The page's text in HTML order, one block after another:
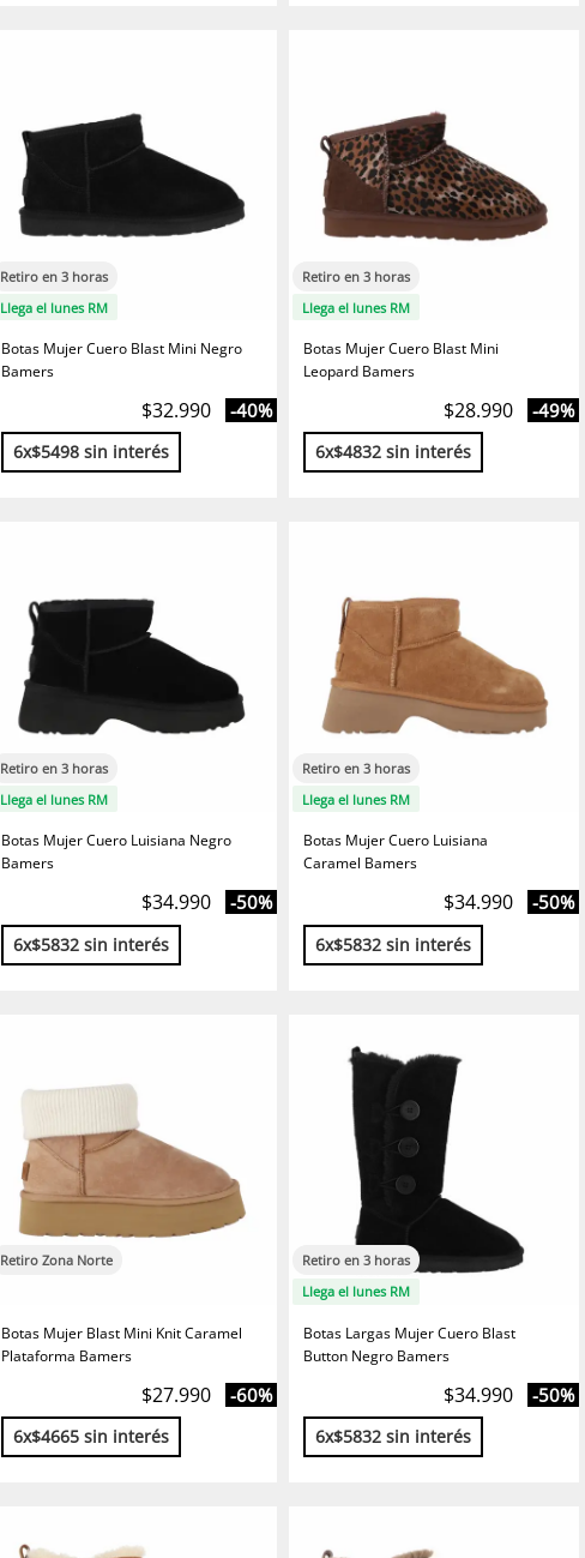
Retiro en 3 horas
Llega el lunes RM
Botas Mujer Cuero Blast Mini Negro
Bamers
$32.990 -40%
6x$5498 sin interés
Retiro en 3 horas
Llega el lunes RM
Botas Mujer Cuero Blast Mini
Leopard Bamers
$28.990 -49%
6x$4832 sin interés
Retiro en 3 horas
Llega el lunes RM
Botas Mujer Cuero Luisiana Negro
Bamers
$34.990 -50%
6x$5832 sin interés
Retiro en 3 horas
Llega el lunes RM
Botas Mujer Cuero Luisiana
Caramel Bamers
$34.990 -50%
6x$5832 sin interés
Retiro Zona Norte
Botas Mujer Blast Mini Knit Caramel
Plataforma Bamers
$27.990 -60%
6x$4665 sin interés
Retiro en 3 horas
Llega el lunes RM
Botas Largas Mujer Cuero Blast
Button Negro Bamers
$34.990 -50%
6x$5832 sin interés